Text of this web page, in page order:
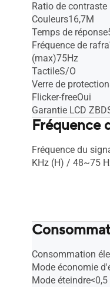
Ratio de contraste
Couleurs16,7M
Temps de
Fréquence de
(max)75Hz
TactileS/O
Verre de
Flicker-freeOui
Garantie LCD
Fréquence
Fréquence du
KHz (H) / 48~75
Consommation
Mode économie
Mode éteindre<0,5